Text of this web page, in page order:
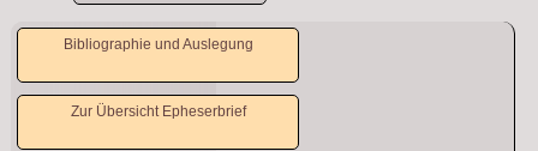
Bibliographie und Auslegung
Zur Übersicht Epheserbrief